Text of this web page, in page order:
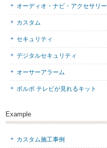
オーディオ・ナビ・アクセサリー
カスタム
セキュリティ
デジタルセキュリティ
オーサーアラーム
ボルボ テレビが見れるキット
Example
カスタム施工事例